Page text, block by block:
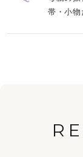
帯・小物